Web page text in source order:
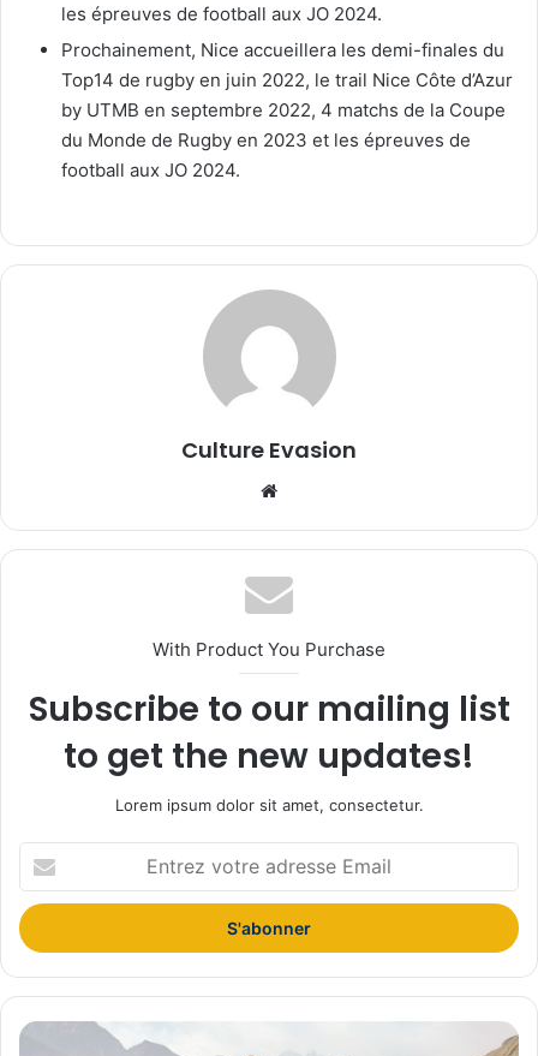
les épreuves de football aux JO 2024.
Prochainement, Nice accueillera les demi-finales du
Top14 de rugby en juin 2022, le trail Nice Côte d’Azur
by UTMB en septembre 2022, 4 matchs de la Coupe
du Monde de Rugby en 2023 et les épreuves de
football aux JO 2024.
Culture Evasion
With Product You Purchase
Subscribe to our mailing list
to get the new updates!
Lorem ipsum dolor sit amet, consectetur.
votre
adresse
Email
Les